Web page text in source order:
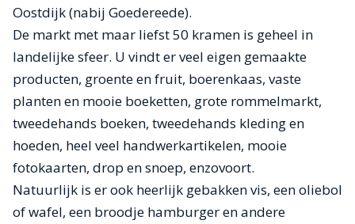
Oostdijk (nabij Goedereede).
De markt met maar liefst 50 kramen is geheel in
landelijke sfeer. U vindt er veel eigen gemaakte
producten, groente en fruit, boerenkaas, vaste
planten en mooie boeketten, grote rommelmarkt,
tweedehands boeken, tweedehands kleding en
hoeden, heel veel handwerkartikelen, mooie
fotokaarten, drop en snoep, enzovoort.
Natuurlijk is er ook heerlijk gebakken vis, een oliebol
of wafel, een broodje hamburger en andere